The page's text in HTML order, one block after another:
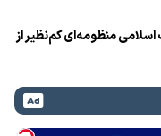
اسلامی منظومه‌ای کم‌نظیر از